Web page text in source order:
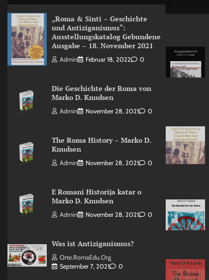
„Roma & Sinti – Geschichte
und Antiziganismus“:
Ausstellungskatalog Gebundene
Ausgabe – 18. November 2021
Admin Februar 18, 2022 0
Die Geschichte der Roma von
Marko D. Knudsen
Admin November 28, 2021 0
The Roma History – Marko D.
Knudsen
Admin November 28, 2021 0
E Romani Historija katar o
Marko D. Knudsen
Admin November 28, 2021 0
Was ist Antiziganismus?
Orte.RomaEdu.org
September 7, 2021
0